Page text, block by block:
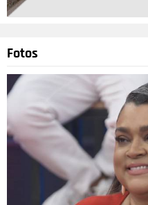
Fotos